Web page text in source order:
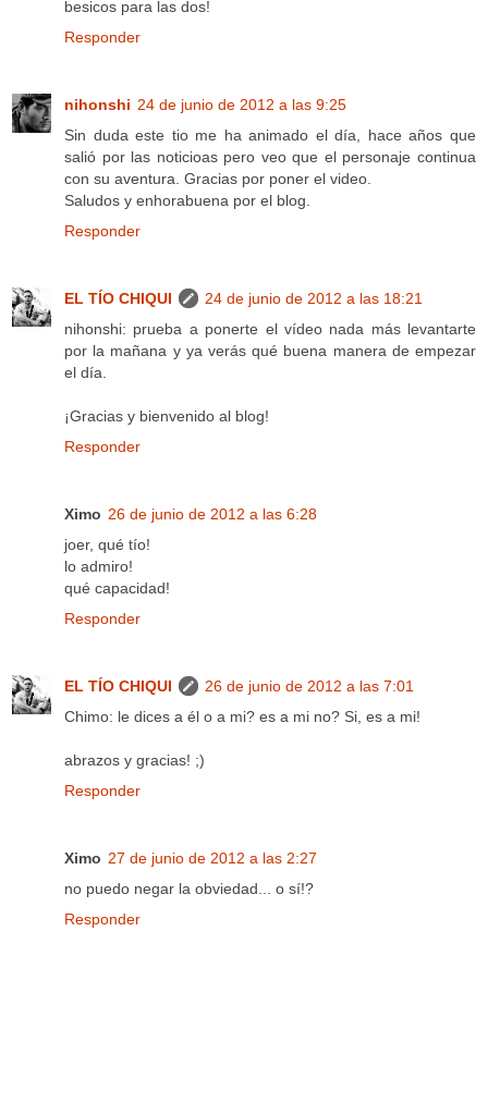
besicos para las dos!
Responder
nihonshi 24 de junio de 2012 a las 9:25
Sin duda este tio me ha animado el día, hace años que
salió por las noticioas pero veo que el personaje continua
con su aventura. Gracias por poner el video.
Saludos y enhorabuena por el blog.
Responder
EL TÍO CHIQUI
24 de junio de 2012 a las 18:21
nihonshi: prueba a ponerte el vídeo nada más levantarte
por la mañana y ya verás qué buena manera de empezar
el día.
¡Gracias y bienvenido al blog!
Responder
Ximo 26 de junio de 2012 a las 6:28
joer, qué tío!
lo admiro!
qué capacidad!
Responder
EL TÍO CHIQUI
26 de junio de 2012 a las 7:01
Chimo: le dices a él o a mi? es a mi no? Si, es a mi!
abrazos y gracias! ;)
Responder
Ximo 27 de junio de 2012 a las 2:27
no puedo negar la obviedad... o sí!?
Responder